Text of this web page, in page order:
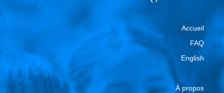
Accueil
FAQ
English
À propos